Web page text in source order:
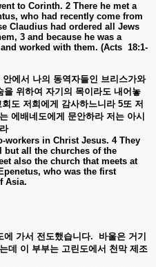
to Corinth. 2 There he met a
who had recently come from
Claudius had ordered all Jews
3 and because he was a
worked with them. (Acts 18:1-
안에서 나의 동역자들인 브리스가와
을 위하여 자기의 목이라도 내어놓
회도 저희에게 감사하느니라5또 저
에배네도에게 문안하라 저는 아시
workers in Christ Jesus. 4 They
but all the churches of the
also the church that meets at
who was the first
Asia.
에 가서 전도했습니다. 바울은 거기
데 이 부부는 고린도에서 천막 제조